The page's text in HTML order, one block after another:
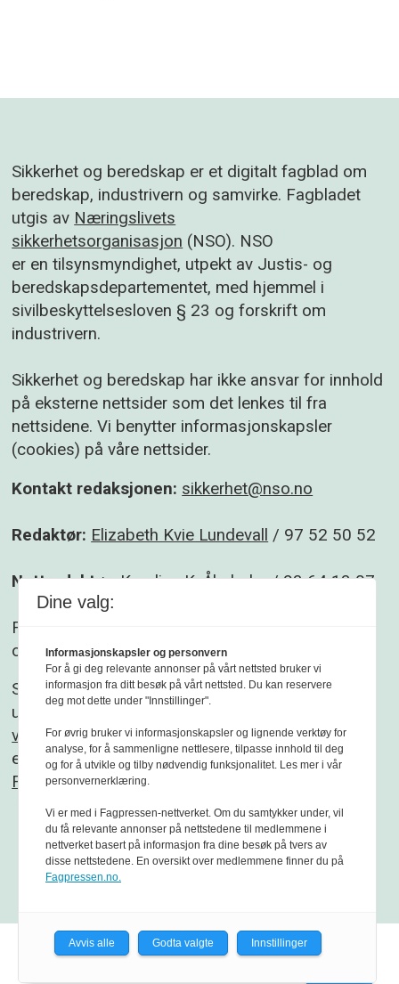
Sikkerhet og beredskap er et digitalt fagblad om
beredskap, industrivern og samvirke. Fagbladet
utgis av Næringslivets
sikkerhetsorganisasjon (NSO). NSO
er en tilsynsmyndighet, utpekt av Justis- og
beredskapsdepartementet, med hjemmel i
sivilbeskyttelsesloven § 23 og forskrift om
industrivern.
Sikkerhet og beredskap har ikke ansvar for innhold
på eksterne nettsider som det lenkes til fra
nettsidene. Vi benytter informasjonskapsler
(cookies) på våre nettsider.
Kontakt redaksjonen: sikkerhet@nso.no
Redaktør: Elizabeth Kvie Lundevall / 97 52 50 52
Nettredaktør: Karoline K. Åbyholm/ 93 64 13 07
Følg gjerne Sikkerhet og beredskap på
og
Linkedin.
Sikkerhet og beredskap er et redaksjonelt
uavhengig fagblad som redigeres etter
varsom-plakatenogRedaktørplakaten. Fagbladet
er medlem av
Fagpressen
Dine valg:
Informasjonskapsler og personvern
For å gi deg relevante annonser på vårt nettsted bruker vi
informasjon fra ditt besøk på vårt nettsted. Du kan reservere
deg mot dette under "Innstillinger".
For øvrig bruker vi informasjonskapsler og lignende verktøy for
analyse, for å sammenligne nettlesere, tilpasse innhold til deg
og for å utvikle og tilby nødvendig funksjonalitet. Les mer i vår
personvernerklæring.
Vi er med i Fagpressen-nettverket. Om du samtykker under, vil
du få relevante annonser på nettstedene til medlemmene i
nettverket basert på informasjon fra dine besøk på tvers av
disse nettstedene. En oversikt over medlemmene finner du på
Fagpressen.no.
Avvis alle Godta valgte Innstillinger